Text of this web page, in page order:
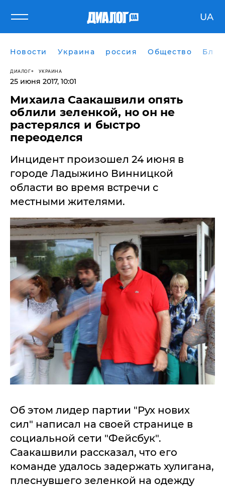
UA
Новости Украина россия Общество
ДИАЛОГ УКРАИНА
25 июня 2017, 10:01
Михаила Саакашвили опять
облили зеленкой, но он не
растерялся и быстро
переоделся
Инцидент произошел 24 июня в
городе Ладыжино Винницкой
области во время встречи с
местными жителями.
Об этом лидер партии "Рух нових
сил" написал на своей странице в
социальной сети "Фейсбук".
Саакашвили рассказал, что его
команде удалось задержать хулигана,
плеснувшего зеленкой на одежду